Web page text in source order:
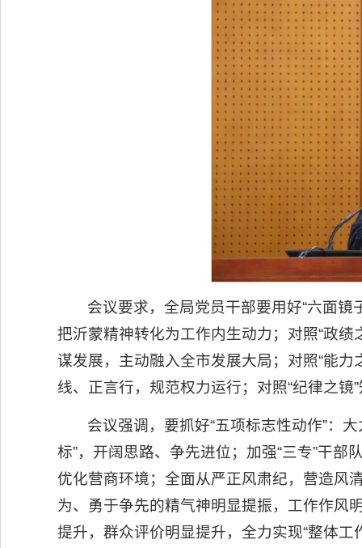
会议要求，全局党员干部要用好“六面镜
把沂蒙精神转化为工作内生动力；对照“政
谋发展，主动融入全市发展大局；对照“能
线、正言行，规范权力运行；对照“纪律之
会议强调，要抓好“五项标志性动作”：
标”，开阔思路、争先进位；加强“三专”干
优化营商环境；全面从严正风肃纪，营造风
为、勇于争先的精气神明显提振，工作作风
提升，群众评价明显提升，全力实现“整体